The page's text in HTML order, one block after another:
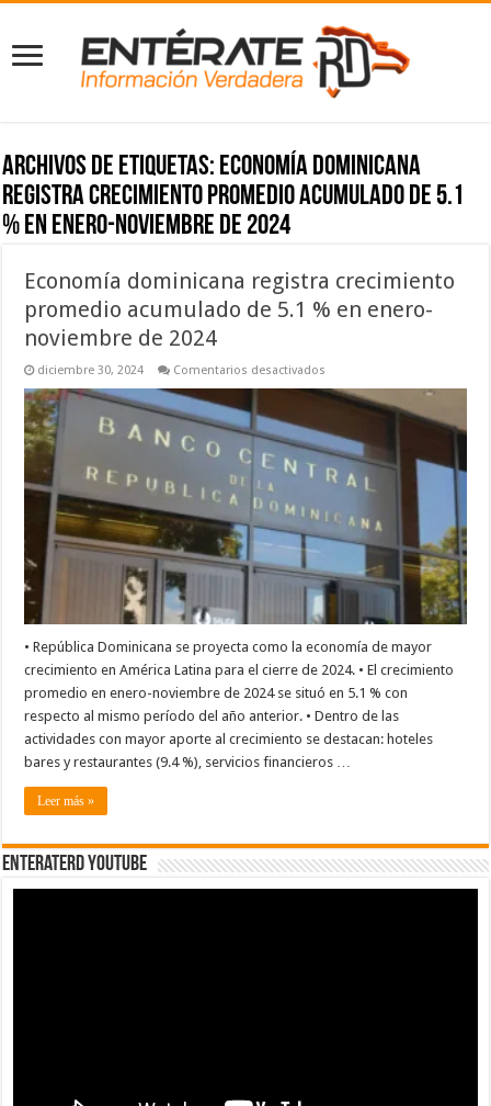
Archivos de etiquetas: Economía dominicana
registra crecimiento promedio acumulado de 5.1
% en enero-noviembre de 2024
Economía dominicana registra crecimiento
promedio acumulado de 5.1 % en enero-
noviembre de 2024
diciembre 30, 2024 Comentarios desactivados
dominicana
registra
promedio
acumulado
de
5.1
en
enero-
noviembre
2024
• República Dominicana se proyecta como la economía de mayor
crecimiento en América Latina para el cierre de 2024. • El crecimiento
promedio en enero-noviembre de 2024 se situó en 5.1 % con
respecto al mismo período del año anterior. • Dentro de las
actividades con mayor aporte al crecimiento se destacan: hoteles
bares y restaurantes (9.4 %), servicios financieros …
Leer más »
EnterateRD YOUTUBE